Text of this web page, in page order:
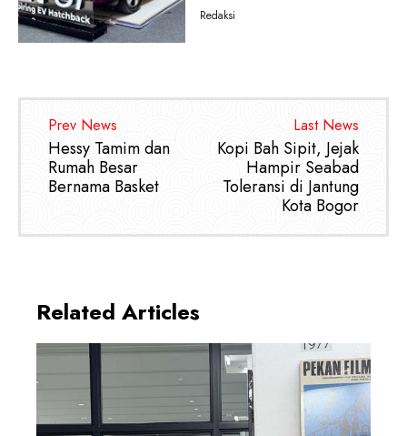
Redaksi
Prev News
Hessy Tamim dan
Rumah Besar
Bernama Basket
Last News
Kopi Bah Sipit, Jejak
Hampir Seabad
Toleransi di Jantung
Kota Bogor
Related Articles